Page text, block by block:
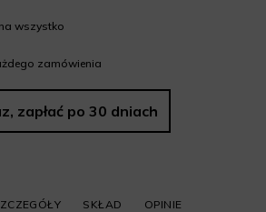
wszystko
zamówienia
zapłać po 30 dniach
SKŁAD OPINIE